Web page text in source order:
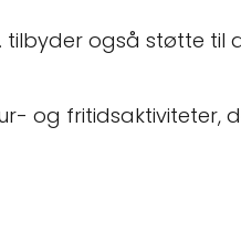
tilbyder også støtte
og fritidsaktiviteter,